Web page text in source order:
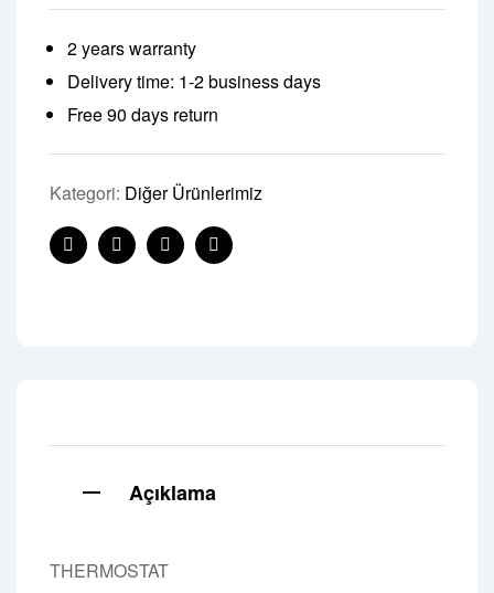
2 years warranty
Delivery time: 1-2 business days
Free 90 days return
Kategori: Diğer Ürünlerimiz
FacebookTwitterLinkedinPinterest
Açıklama
THERMOSTAT